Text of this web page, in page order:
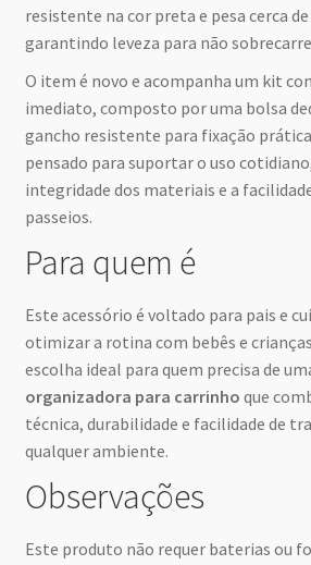
resistente na cor preta e pesa cerca
garantindo leveza para não
O item é novo e acompanha um kit
imediato, composto por uma bolsa
gancho resistente para fixação
pensado para suportar o uso
integridade dos materiais e a
passeios.
Para quem é
Este acessório é voltado para pais e
otimizar a rotina com bebês e
escolha ideal para quem precisa de
organizadora para carrinho que
técnica, durabilidade e facilidade de
qualquer ambiente.
Observações
Este produto não requer baterias ou